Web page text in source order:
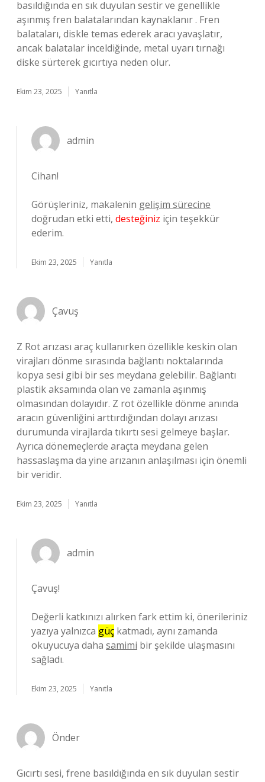
basıldığında en sık duyulan sestir ve genellikle
aşınmış fren balatalarından kaynaklanır . Fren
balataları, diskle temas ederek aracı yavaşlatır,
ancak balatalar inceldiğinde, metal uyarı tırnağı
diske sürterek gıcırtıya neden olur.
Ekim 23, 2025 Yanıtla
admin
Cihan!
Görüşleriniz, makalenin gelişim sürecine
doğrudan etki etti, desteğiniz için teşekkür
ederim.
Ekim 23, 2025 Yanıtla
Çavuş
Z Rot arızası araç kullanırken özellikle keskin olan
virajları dönme sırasında bağlantı noktalarında
kopya sesi gibi bir ses meydana gelebilir. Bağlantı
plastik aksamında olan ve zamanla aşınmış
olmasından dolayıdır. Z rot özellikle dönme anında
aracın güvenliğini arttırdığından dolayı arızası
durumunda virajlarda tıkırtı sesi gelmeye başlar.
Ayrıca dönemeçlerde araçta meydana gelen
hassaslaşma da yine arızanın anlaşılması için önemli
bir veridir.
Ekim 23, 2025 Yanıtla
admin
Çavuş!
Değerli katkınızı alırken fark ettim ki, önerileriniz
yazıya yalnızca güç katmadı, aynı zamanda
okuyucuya daha samimi bir şekilde ulaşmasını
sağladı.
Ekim 23, 2025 Yanıtla
Önder
Gıcırtı sesi, frene basıldığında en sık duyulan sestir